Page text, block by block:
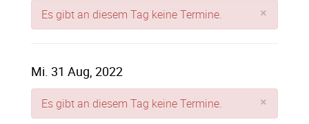
×
Es gibt an diesem Tag keine Termine.
Mi. 31 Aug, 2022
×
Es gibt an diesem Tag keine Termine.